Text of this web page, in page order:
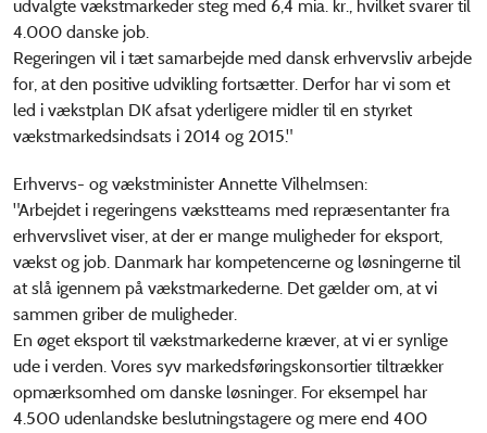
udvalgte vækstmarkeder steg med 6,4 mia. kr., hvilket svarer til
4.000 danske job.
Regeringen vil i tæt samarbejde med dansk erhvervsliv arbejde
for, at den positive udvikling fortsætter. Derfor har vi som et
led i vækstplan DK afsat yderligere midler til en styrket
vækstmarkedsindsats i 2014 og 2015."
Erhvervs- og vækstminister Annette Vilhelmsen:
"Arbejdet i regeringens vækstteams med repræsentanter fra
erhvervslivet viser, at der er mange muligheder for eksport,
vækst og job. Danmark har kompetencerne og løsningerne til
at slå igennem på vækstmarkederne. Det gælder om, at vi
sammen griber de muligheder.
En øget eksport til vækstmarkederne kræver, at vi er synlige
ude i verden. Vores syv markedsføringskonsortier tiltrækker
opmærksomhed om danske løsninger. For eksempel har
4.500 udenlandske beslutningstagere og mere end 400